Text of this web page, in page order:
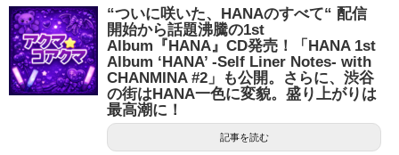
“ついに咲いた、HANAのすべて“ 配信
開始から話題沸騰の1st
Album『HANA』CD発売！「HANA 1st
Album ‘HANA’ -Self Liner Notes- with
CHANMINA #2」も公開。さらに、渋谷
の街はHANA一色に変貌。盛り上がりは
最高潮に！
記事を読む